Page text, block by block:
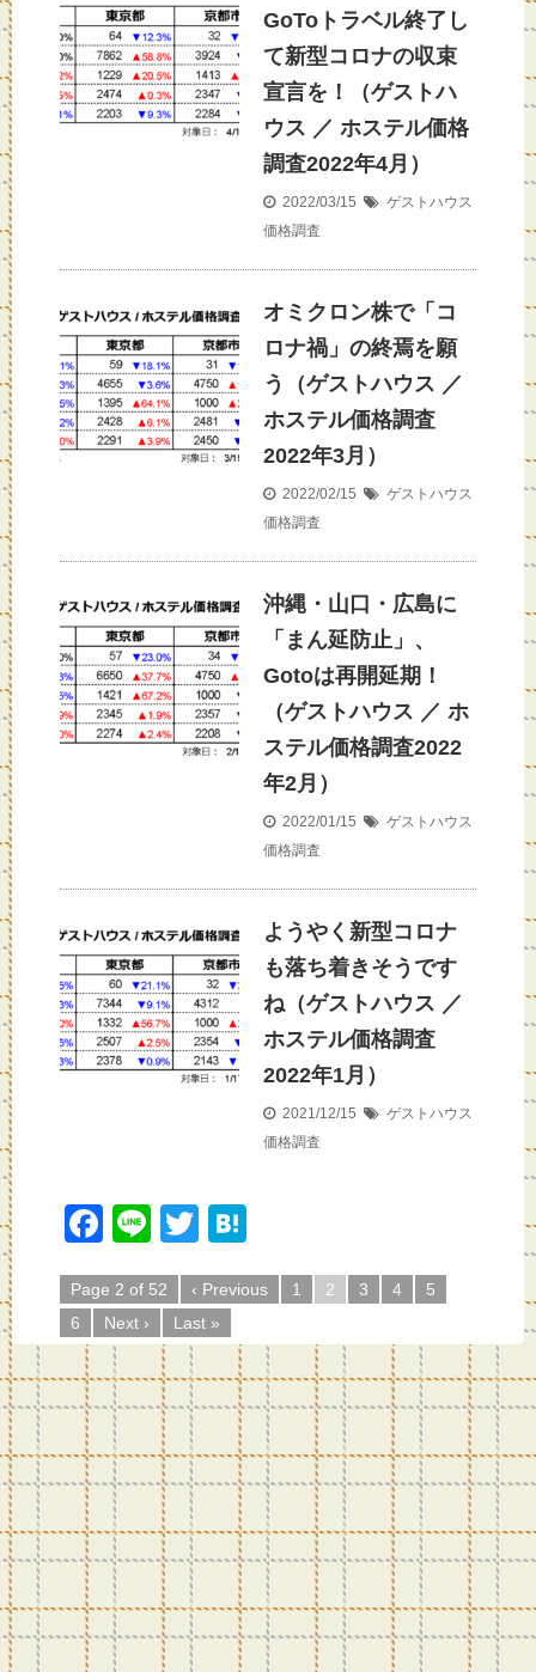
GoToトラベル終了し
て新型コロナの収束
宣言を！（ゲストハ
ウス ／ ホステル価格
調査2022年4月）
2022/03/15
ゲストハウス
価格調査
オミクロン株で「コ
ロナ禍」の終焉を願
う（ゲストハウス ／
ホステル価格調査
2022年3月）
2022/02/15
ゲストハウス
価格調査
沖縄・山口・広島に
「まん延防止」、
Gotoは再開延期！
（ゲストハウス ／ ホ
ステル価格調査2022
年2月）
2022/01/15
ゲストハウス
価格調査
ようやく新型コロナ
も落ち着きそうです
ね（ゲストハウス ／
ホステル価格調査
2022年1月）
2021/12/15
ゲストハウス
価格調査
F
c
e
b
o
o
k
Li
e
T
tt
er
e
n
a
Page 2 of 52 ‹ Previous 1 2 3 4
5
6
Next › Last »